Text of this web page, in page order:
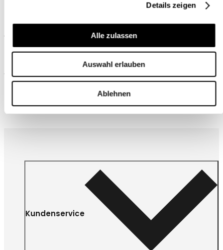
Details zeigen
Alle zulassen
Auswahl erlauben
Ablehnen
Ähnliche Produkte
Wird oft zusammen gekauft
Kundenservice